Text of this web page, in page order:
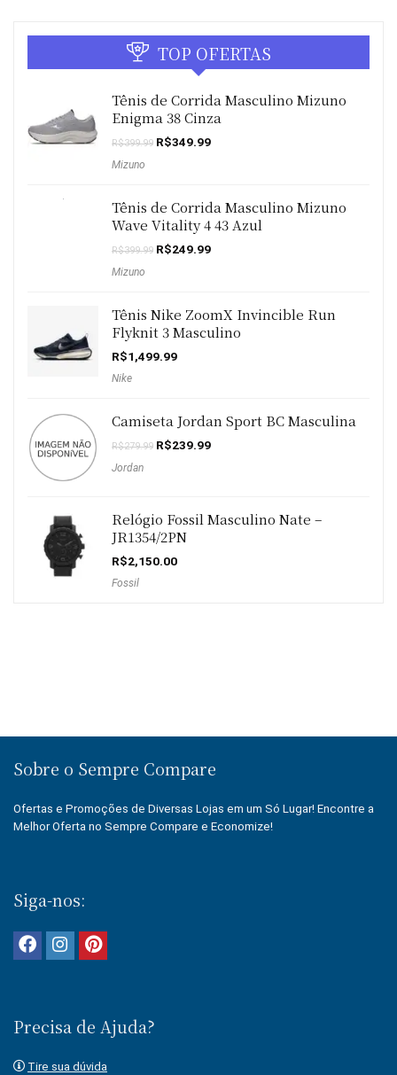
TOP OFERTAS
Tênis de Corrida Masculino Mizuno
Enigma 38 Cinza
R$399.99 O
R$349.99O
Mizuno
Tênis de Corrida Masculino Mizuno
Wave Vitality 4 43 Azul
R$399.99 O
R$249.99O
Mizuno
Tênis Nike ZoomX Invincible Run
Flyknit 3 Masculino
R$1,499.99
Nike
Camiseta Jordan Sport BC Masculina
R$279.99 O
R$239.99O
Jordan
Relógio Fossil Masculino Nate –
JR1354/2PN
R$2,150.00
Fossil
Sobre o Sempre Compare
Ofertas e Promoções de Diversas Lojas em um Só Lugar! Encontre a
Melhor Oferta no Sempre Compare e Economize!
Siga-nos:
Precisa de Ajuda?
Tire sua dúvida